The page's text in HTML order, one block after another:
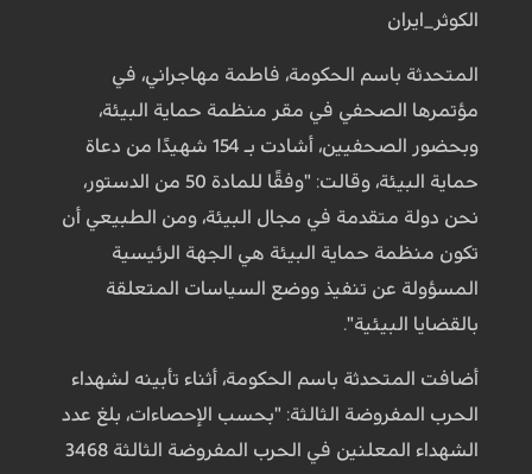
الكوثر_ايران
المتحدثة باسم الحكومة، فاطمة مهاجراني، في
مؤتمرها الصحفي في مقر منظمة حماية البيئة،
وبحضور الصحفيين، أشادت بـ 154 شهيدًا من دعاة
حماية البيئة، وقالت: "وفقًا للمادة 50 من الدستور،
نحن دولة متقدمة في مجال البيئة، ومن الطبيعي أن
تكون منظمة حماية البيئة هي الجهة الرئيسية
المسؤولة عن تنفيذ ووضع السياسات المتعلقة
بالقضايا البيئية".
أضافت المتحدثة باسم الحكومة، أثناء تأبينه لشهداء
الحرب المفروضة الثالثة: "بحسب الإحصاءات، بلغ عدد
الشهداء المعلنين في الحرب المفروضة الثالثة 3468